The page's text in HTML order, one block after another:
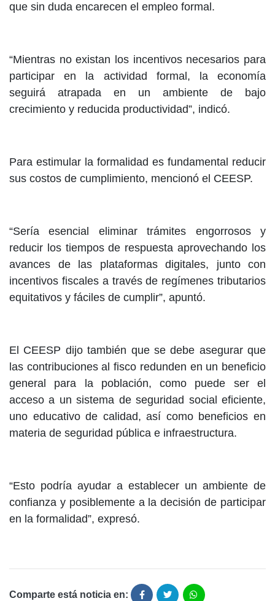
que sin duda encarecen el empleo formal.
“Mientras no existan los incentivos necesarios para
participar en la actividad formal, la economía
seguirá atrapada en un ambiente de bajo
crecimiento y reducida productividad”, indicó.
Para estimular la formalidad es fundamental reducir
sus costos de cumplimiento, mencionó el CEESP.
“Sería esencial eliminar trámites engorrosos y
reducir los tiempos de respuesta aprovechando los
avances de las plataformas digitales, junto con
incentivos fiscales a través de regímenes tributarios
equitativos y fáciles de cumplir”, apuntó.
El CEESP dijo también que se debe asegurar que
las contribuciones al fisco redunden en un beneficio
general para la población, como puede ser el
acceso a un sistema de seguridad social eficiente,
uno educativo de calidad, así como beneficios en
materia de seguridad pública e infraestructura.
“Esto podría ayudar a establecer un ambiente de
confianza y posiblemente a la decisión de participar
en la formalidad”, expresó.
Comparte está noticia en: